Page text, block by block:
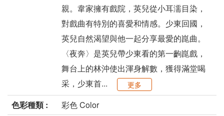
親。韋家擁有戲院，英兒從小耳濡目染，
對戲曲有特別的喜愛和情感。少東回國，
英兒自然渴望與他一起分享最愛的崑曲。
〈夜奔〉是英兒帶少東看的第一齣崑戲，
舞台上的林沖使出渾身解數，獲得滿堂喝
采，少東首...
更多
色彩種類 :
彩色 Color